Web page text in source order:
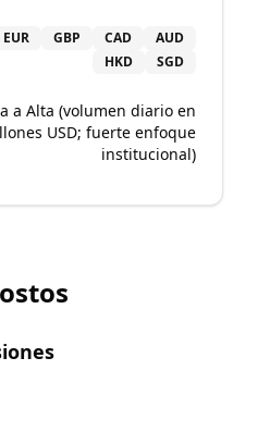
EUR GBP CAD
AUD
HKD
SGD
a Alta (volumen diario en
USD; fuerte enfoque
institucional)